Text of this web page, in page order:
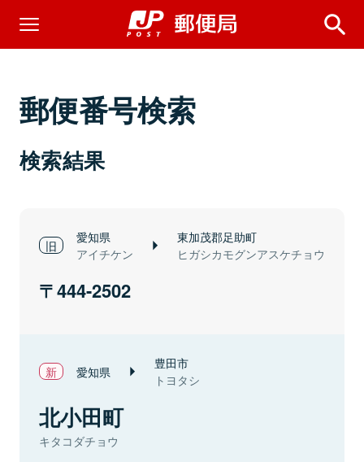
郵便番号検索
検索結果
愛知県
アイチケン
東加茂郡足助町
ヒガシカモグンアスケチョウ
444-2502
愛知県 豊田市
トヨタシ
北小田町
キタコダチョウ